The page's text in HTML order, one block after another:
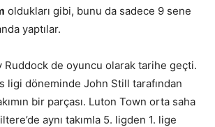
oldukları gibi, bunu da sadece 9 sene
yaptılar.
Ruddock de oyuncu olarak tarihe geçti.
ligi döneminde John Still tarafından
bir parçası. Luton Town orta saha
aynı takımla 5. ligden 1. lige